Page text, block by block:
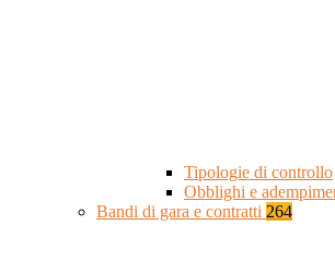
Tipologie di controllo
Obblighi e
Bandi di gara e contratti 264